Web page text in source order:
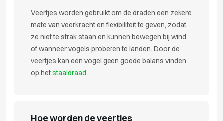
Veertjes worden gebruikt om de draden een zekere
mate van veerkracht en flexibiliteit te geven, zodat
ze niet te strak staan en kunnen bewegen bij wind
of wanneer vogels proberen te landen. Door de
veertjes kan een vogel geen goede balans vinden
op hetstaaldraad.
Hoe worden de veertjes